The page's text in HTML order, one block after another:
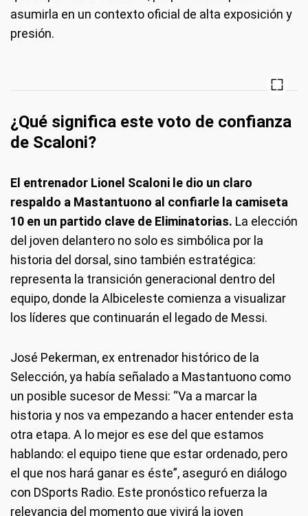
asumirla en un contexto oficial de alta exposición y
presión.
¿Qué significa este voto de confianza
de Scaloni?
El entrenador Lionel Scaloni le dio un claro
respaldo a Mastantuono al confiarle la camiseta
10 en un partido clave de Eliminatorias. La elección
del joven delantero no solo es simbólica por la
historia del dorsal, sino también estratégica:
representa la transición generacional dentro del
equipo, donde la Albiceleste comienza a visualizar
los líderes que continuarán el legado de Messi.
José Pekerman, ex entrenador histórico de la
Selección, ya había señalado a Mastantuono como
un posible sucesor de Messi: “Va a marcar la
historia y nos va empezando a hacer entender esta
otra etapa. A lo mejor es ese del que estamos
hablando: el equipo tiene que estar ordenado, pero
el que nos hará ganar es éste”, aseguró en diálogo
con DSports Radio. Este pronóstico refuerza la
relevancia del momento que vivirá la joven